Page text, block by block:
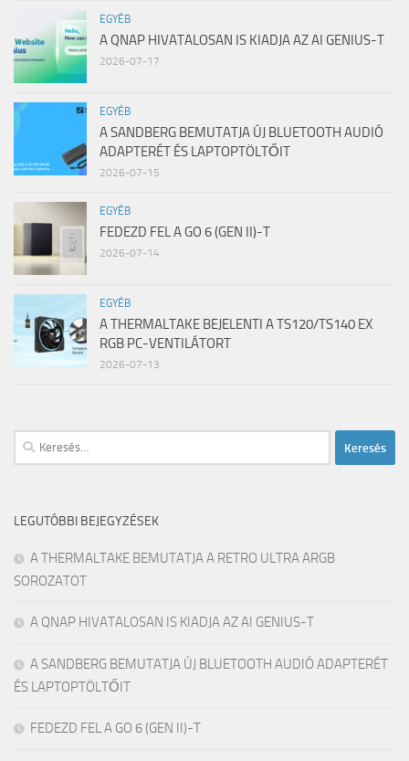
EGYÉB
A QNAP HIVATALOSAN IS KIADJA AZ AI GENIUS-T
2026-07-17
EGYÉB
A SANDBERG BEMUTATJA ÚJ BLUETOOTH AUDIÓ
ADAPTERÉT ÉS LAPTOPTÖLTŐIT
2026-07-15
EGYÉB
FEDEZD FEL A GO 6 (GEN II)-T
2026-07-14
EGYÉB
A THERMALTAKE BEJELENTI A TS120/TS140 EX
RGB PC-VENTILÁTORT
2026-07-13
Keresés:
LEGUTÓBBI BEJEGYZÉSEK
A THERMALTAKE BEMUTATJA A RETRO ULTRA ARGB
SOROZATOT
A QNAP HIVATALOSAN IS KIADJA AZ AI GENIUS-T
A SANDBERG BEMUTATJA ÚJ BLUETOOTH AUDIÓ ADAPTERÉT
ÉS LAPTOPTÖLTŐIT
FEDEZD FEL A GO 6 (GEN II)-T